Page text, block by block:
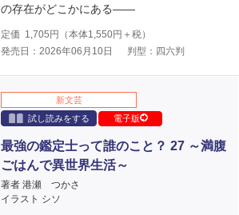
の存在がどこかにある――
定価 1,705 円（本体1,550円＋税）
発売日：2026年06月10日
判型：四六判
新文芸
試し読みをする
電子版
最強の鑑定士って誰のこと？ 27 ～満腹
ごはんで異世界生活～
著者 港瀬 つかさ
イラスト シソ